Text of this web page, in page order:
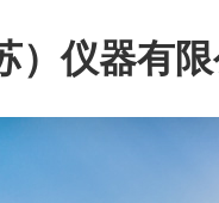
）仪器有